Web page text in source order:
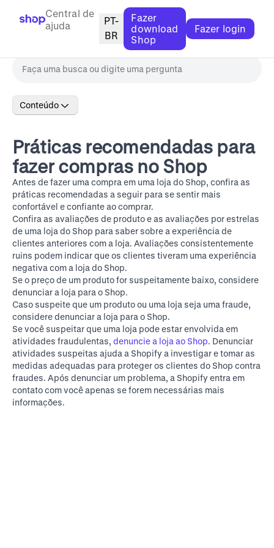
Central de
ajuda
PT-
BR
Fazer
download
Shop
Fazer login
Conteúdo
Práticas recomendadas para
fazer compras no Shop
Antes de fazer uma compra em uma loja do Shop, confira as
práticas recomendadas a seguir para se sentir mais
confortável e confiante ao comprar.
Confira as avaliações de produto e as avaliações por estrelas
de uma loja do Shop para saber sobre a experiência de
clientes anteriores com a loja. Avaliações consistentemente
ruins podem indicar que os clientes tiveram uma experiência
negativa com a loja do Shop.
Se o preço de um produto for suspeitamente baixo, considere
denunciar a loja para o Shop.
Caso suspeite que um produto ou uma loja seja uma fraude,
considere denunciar a loja para o Shop.
Se você suspeitar que uma loja pode estar envolvida em
atividades fraudulentas, denuncie a loja ao Shop. Denunciar
atividades suspeitas ajuda a Shopify a investigar e tomar as
medidas adequadas para proteger os clientes do Shop contra
fraudes. Após denunciar um problema, a Shopify entra em
contato com você apenas se forem necessárias mais
informações.